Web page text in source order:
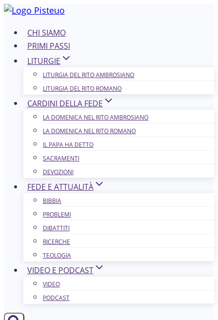
Salta
contenutoCHI SIAMO
PRIMI PASSI
LITURGIE
LITURGIA DEL RITO AMBROSIANO
LITURGIA DEL RITO ROMANO
CARDINI DELLA FEDE
LA DOMENICA NEL R​​​​​​ITO AMBROSIANO
LA DOMENICA NEL RITO ROMANO
IL PAPA HA DETTO
SACRAMENTI
DEVOZIONI
FEDE E ATTUALITÀ
BIBBIA
PROBLEMI
DIBATTITI
RICERCHE
TEOLOGIA
VIDEO E PODCAST
VIDEO
PODCAST